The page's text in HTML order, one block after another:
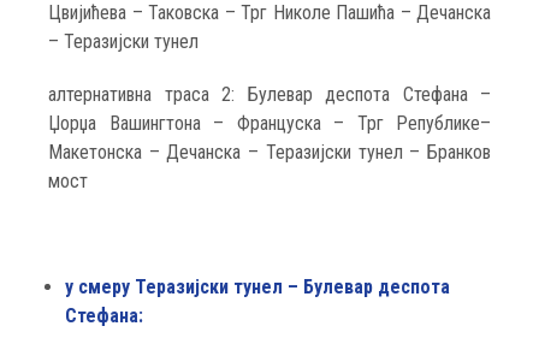
Цвијићева – Таковска – Трг Николе Пашића – Дечанска
– Теразијски тунел
алтернативна траса 2: Булевар деспота Стефана –
Џорџа Вашингтона – Француска – Трг Републике–
Макетонска – Дечанска – Теразијски тунел – Бранков
мост
у смеру Теразијски тунел – Булевар деспота
Стефана: